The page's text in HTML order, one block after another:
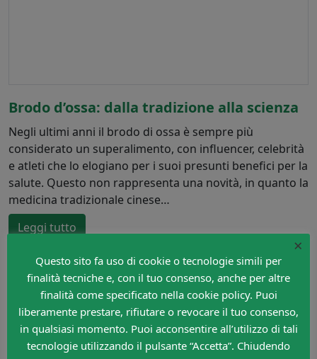
Brodo d’ossa: dalla tradizione alla scienza
Negli ultimi anni il brodo di ossa è sempre più
considerato un superalimento, con influencer, celebrità
e atleti che lo elogiano per i suoi presunti benefici per la
salute. Questo non rappresenta una novità, in quanto la
medicina tradizionale cinese…
Leggi tutto
15 Agosto 2024 20:41
×
Questo sito fa uso di cookie o tecnologie simili per
finalità tecniche e, con il tuo consenso, anche per altre
finalità come specificato nella cookie policy. Puoi
liberamente prestare, rifiutare o revocare il tuo consenso,
in qualsiasi momento. Puoi acconsentire all’utilizzo di tali
tecnologie utilizzando il pulsante “Accetta”. Chiudendo